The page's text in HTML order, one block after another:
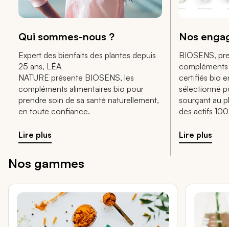
Qui sommes-nous ?
Expert des bienfaits des plantes depuis
25 ans, LÉA
NATURE présente BIOSENS, les
compléments alimentaires bio pour
prendre soin de sa santé naturellement,
en toute confiance.
Lire plus
Nos
BIOSENS,
certifiés bio
sélectionné
sourçant au
des actifs
Biologique.
Lire plus
Nos gammes